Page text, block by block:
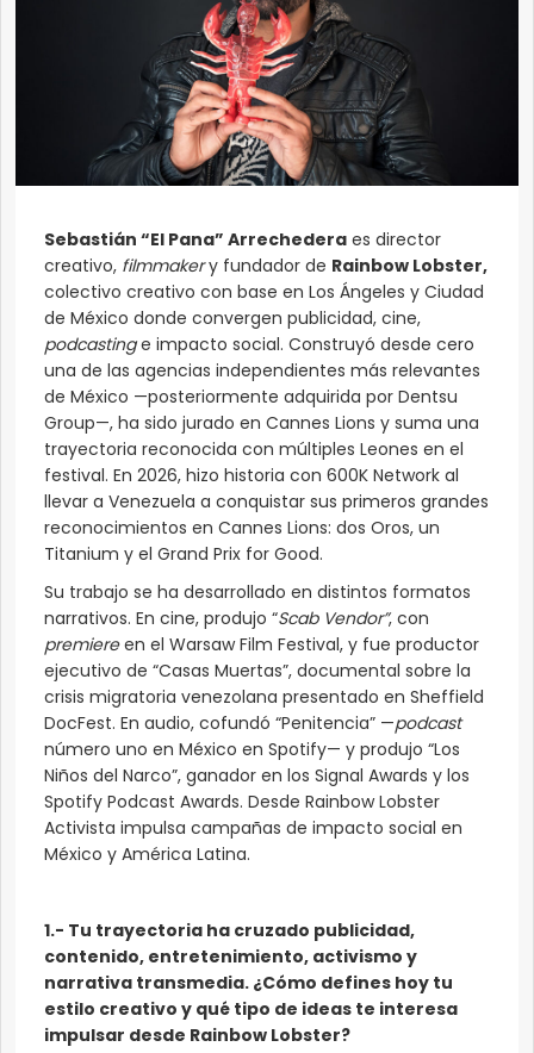
Sebastián “El Pana” Arrechedera es director
creativo, filmmakery fundador de Rainbow Lobster,
colectivo creativo con base en Los Ángeles y Ciudad
de México donde convergen publicidad, cine,
podcastinge impacto social. Construyó desde cero
una de las agencias independientes más relevantes
de México —posteriormente adquirida por Dentsu
Group—, ha sido jurado en Cannes Lions y suma una
trayectoria reconocida con múltiples Leones en el
festival. En 2026, hizo historia con 600K Network al
llevar a Venezuela a conquistar sus primeros grandes
reconocimientos en Cannes Lions: dos Oros, un
Titanium y el Grand Prix for Good.
Su trabajo se ha desarrollado en distintos formatos
narrativos. En cine, produjo “Scab Vendor”, con
premiereen el Warsaw Film Festival, y fue productor
ejecutivo de “Casas Muertas”, documental sobre la
crisis migratoria venezolana presentado en Sheffield
DocFest. En audio, cofundó “Penitencia” —podcast
número uno en México en Spotify— y produjo “Los
Niños del Narco”, ganador en los Signal Awards y los
Spotify Podcast Awards. Desde Rainbow Lobster
Activista impulsa campañas de impacto social en
México y América Latina.
1.- Tu trayectoria ha cruzado publicidad,
contenido, entretenimiento, activismo y
narrativa transmedia. ¿Cómo defines hoy tu
estilo creativo y qué tipo de ideas te interesa
impulsar desde Rainbow Lobster?